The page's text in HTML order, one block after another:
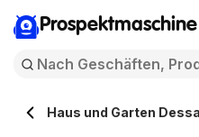
Prospektmaschine
Haus und Garten